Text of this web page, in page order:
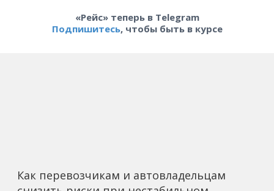
«Рейс» теперь в Telegram
Подпишитесь, чтобы быть в курсе
Как перевозчикам и автовладельцам